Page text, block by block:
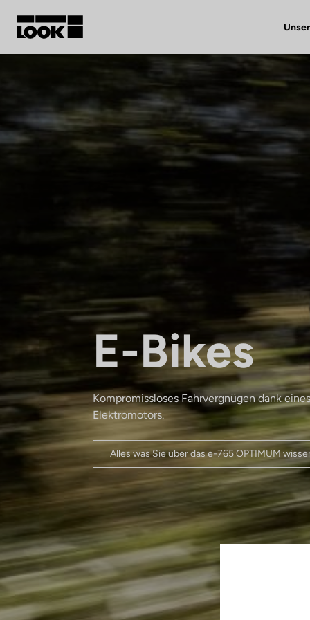
Mein Benutzerkonto
Unsere Händler
E-Bikes
Kompromissloses Fahrvergnügen dank
Elektromotors.
Alles was Sie über das e-765 OPTIMUM